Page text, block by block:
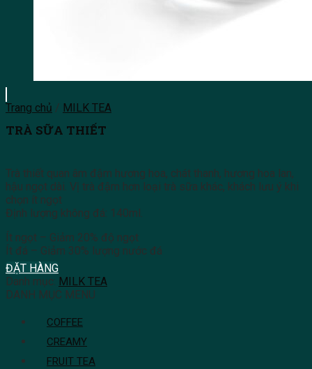
Trang chủ / MILK TEA
TRÀ SỮA THIẾT
Trà thiết quan âm đậm hương hoa, chát thanh, hương hoa lan,
hậu ngọt dài. Vị trà đậm hơn loại trà sữa khác, khách lưu ý khi
chọn ít ngọt
Định lượng không đá: 140ml.
Ít ngọt – Giảm 20% độ ngọt
Ít đá – Giảm 30% lượng nước đá
ĐẶT HÀNG
Danh mục: MILK TEA
DANH MỤC MENU
COFFEE
CREAMY
FRUIT TEA